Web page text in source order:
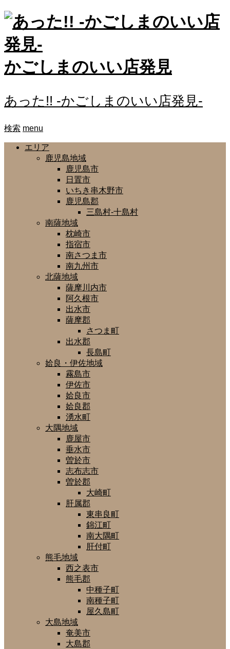
かごしまのいい店発見
あった!! -かごしまのいい店発見-
検索 menu
エリア
鹿児島地域
鹿児島市
日置市
いちき串木野市
鹿児島郡
三島村-十島村
南薩地域
枕崎市
指宿市
南さつま市
南九州市
北薩地域
薩摩川内市
阿久根市
出水市
薩摩郡
さつま町
出水郡
長島町
姶良・伊佐地域
霧島市
伊佐市
姶良市
姶良郡
湧水町
大隅地域
鹿屋市
垂水市
曽於市
志布志市
曽於郡
大崎町
肝属郡
東串良町
錦江町
南大隅町
肝付町
熊毛地域
西之表市
熊毛郡
中種子町
南種子町
屋久島町
大島地域
奄美市
大島郡